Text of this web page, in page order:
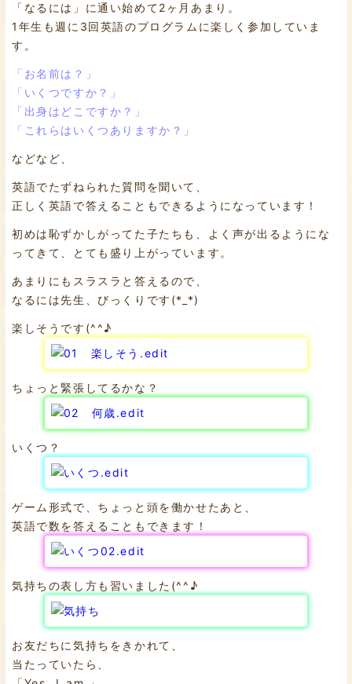
「なるには」に通い始めて2ヶ月あまり。
1年生も週に3回英語のプログラムに楽しく参加していま
す。
「お名前は？」
「いくつですか？」
「出身はどこですか？」
「これらはいくつありますか？」
などなど、
英語でたずねられた質問を聞いて、
正しく英語で答えることもできるようになっています！
初めは恥ずかしがってた子たちも、よく声が出るようにな
ってきて、とても盛り上がっています。
あまりにもスラスラと答えるので、
なるには先生、びっくりです(*_*)
楽しそうです(^^♪
ちょっと緊張してるかな？
いくつ？
ゲーム形式で、ちょっと頭を働かせたあと、
英語で数を答えることもできます！
気持ちの表し方も習いました(^^♪
お友だちに気持ちをきかれて、
当たっていたら、